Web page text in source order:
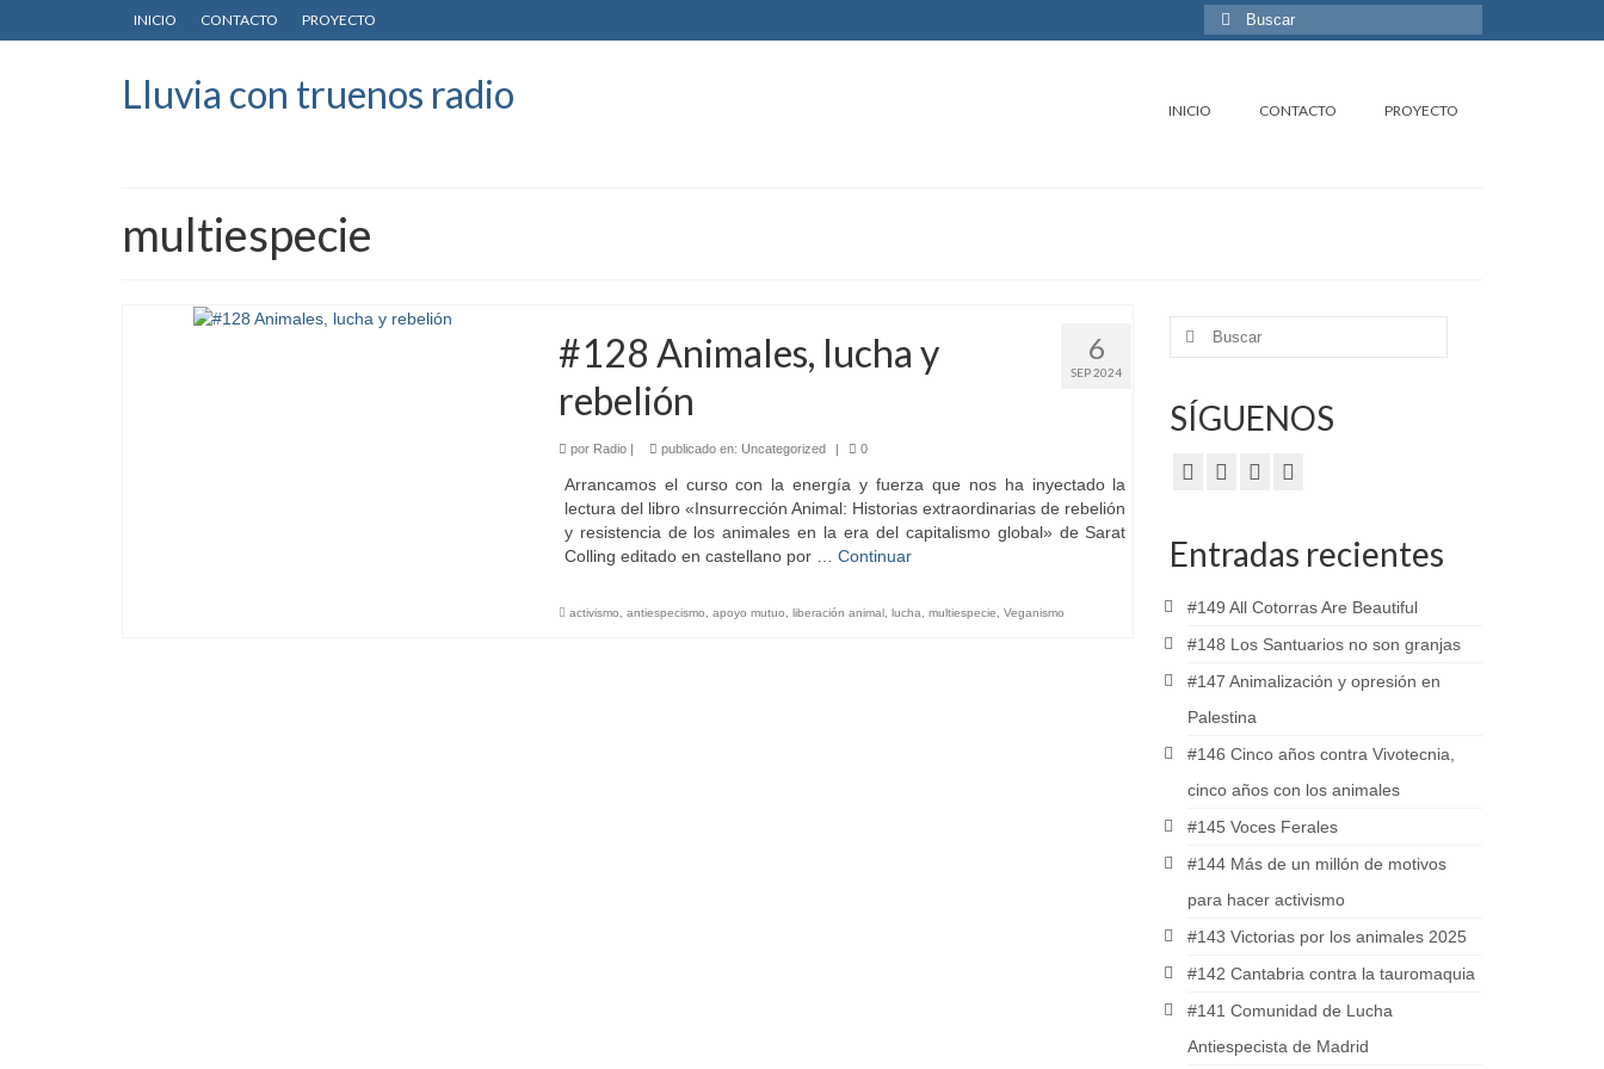
INICIO CONTACTO PROYECTO
Buscar
por:
Lluvia con truenos radio INICIO CONTACTO PROYECTO
multiespecie
6
SEP 2024
#128 Animales, lucha y
rebelión
por Radio| publicado en: Uncategorized | 0
Arrancamos el curso con la energía y fuerza que nos ha inyectado la
lectura del libro «Insurrección Animal: Historias extraordinarias de rebelión
y resistencia de los animales en la era del capitalismo global» de Sarat
Colling editado en castellano por … Continuar
activismo antiespecismo apoyo mutuo liberación animal, lucha multiespecie Veganismo
Buscar
SÍGUENOS
Entradas recientes
#149 All Cotorras Are Beautiful
#148 Los Santuarios no son granjas
#147 Animalización y opresión en
Palestina
#146 Cinco años contra Vivotecnia,
cinco años con los animales
#145 Voces Ferales
#144 Más de un millón de motivos
para hacer activismo
#143 Victorias por los animales 2025
#142 Cantabria contra la tauromaquia
#141 Comunidad de Lucha
Antiespecista de Madrid